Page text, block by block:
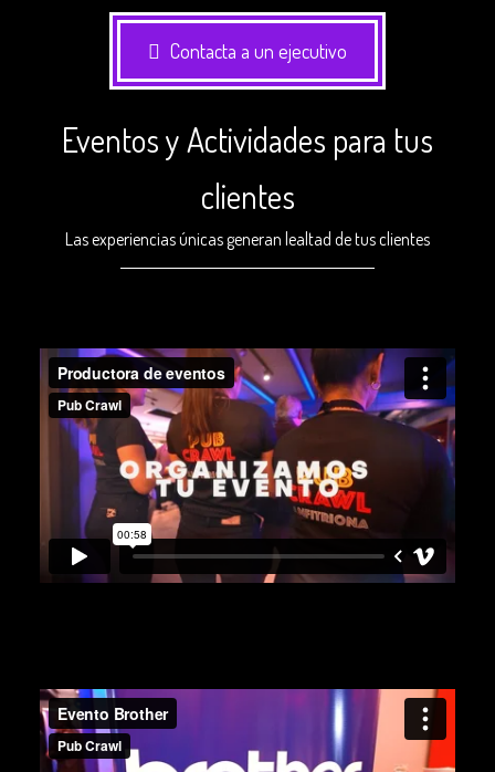
Contacta a un ejecutivo
Eventos y Actividades para tus
clientes
Las experiencias únicas generan lealtad de tus clientes